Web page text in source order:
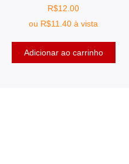
R$12.00
ou R$11.40 à vista
Adicionar ao carrinho